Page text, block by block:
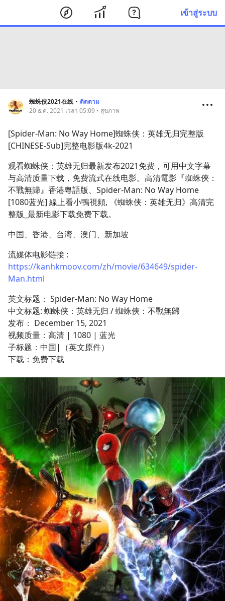
เข้าสู่ระบบ
蜘蛛侠2021在线 • ติดตาม
20 ธ.ค. 2021 เวลา 05:09 • สุขภาพ
[Spider-Man: No Way Home]蜘蛛侠：英雄无归完整版
[CHINESE-Sub]完整电影版4k-2021
观看蜘蛛侠：英雄无归最新发布2021免费，可用中文字幕
与高清质量下载，免费流式在线电影。高清電影『蜘蛛俠：
不戰無歸』香港粵語版、Spider-Man: No Way Home
[1080蓝光] 線上看小鴨視頻, 《蜘蛛侠：英雄无归》高清完
整版_最新电影下载免费下载。
中国、香港、台湾、澳门、新加坡
https://kanhkmoov.com/zh/movie/634649/spider-
Man.html
英文标题： Spider-Man: No Way Home
中文标题: 蜘蛛侠：英雄无归 / 蜘蛛俠：不戰無歸
发布： December 15, 2021
视频质量：高清 | 1080 | 蓝光
子标题：中国|（英文原件）
下载：免费下载